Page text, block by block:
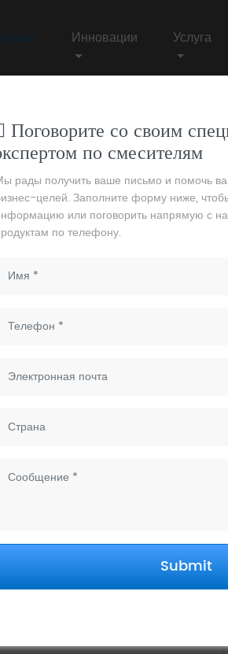
Инновации Услуга
Поговорите со своим
по смесителям
рады получить ваше письмо и помочь
целей. Заполните форму ниже,
или поговорить напрямую с
по телефону.
Submit
/ DG04831 Rocker Triple, оптовый торговец